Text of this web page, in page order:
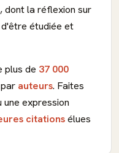
, dont la réflexion sur
étudiée et
plus de 37 000
auteurs. Faites
une expression
citationsélues